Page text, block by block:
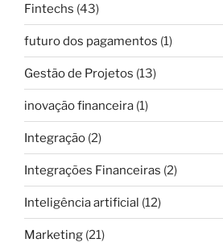
Fintechs (43)
futuro dos pagamentos (1)
Gestão de Projetos (13)
inovação financeira (1)
Integração (2)
Integrações Financeiras (2)
Inteligência artificial (12)
Marketing (21)